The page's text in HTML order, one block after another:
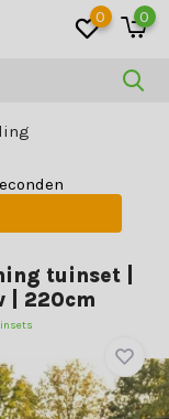
0 0
tuinset |
| 220cm